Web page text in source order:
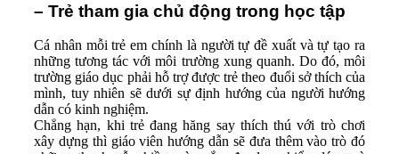
– Trẻ tham gia chủ động trong học tập
Cá nhân mỗi trẻ em chính là người tự đề xuất và tự tạo ra
những tương tác với môi trường xung quanh. Do đó, môi
trường giáo dục phải hỗ trợ được trẻ theo đuổi sở thích của
mình, tuy nhiên sẽ dưới sự định hướng của người hướng
dẫn có kinh nghiệm.
Chẳng hạn, khi trẻ đang hăng say thích thú với trò chơi
xây dựng thì giáo viên hướng dẫn sẽ đưa thêm vào trò đó